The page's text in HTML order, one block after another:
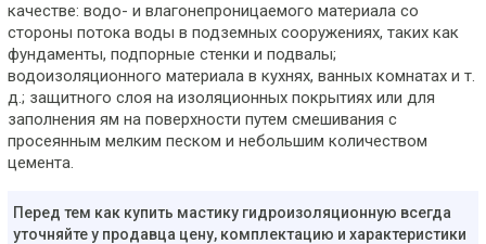
качестве: водо- и влагонепроницаемого материала со
стороны потока воды в подземных сооружениях, таких как
фундаменты, подпорные стенки и подвалы;
водоизоляционного материала в кухнях, ванных комнатах и т.
д.; защитного слоя на изоляционных покрытиях или для
заполнения ям на поверхности путем смешивания с
просеянным мелким песком и небольшим количеством
цемента.
Перед тем как купить мастику гидроизоляционную всегда
уточняйте у продавца цену, комплектацию и характеристики